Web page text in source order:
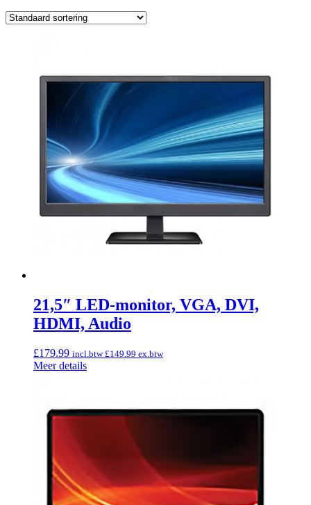
21,5″ LED-monitor, VGA, DVI,
HDMI, Audio
£179.99 incl.btw£149.99 ex.btw
Meer details